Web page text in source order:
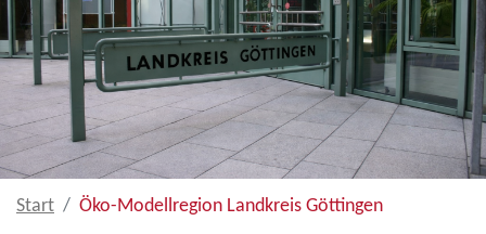
Start Öko-Modellregion Landkreis Göttingen